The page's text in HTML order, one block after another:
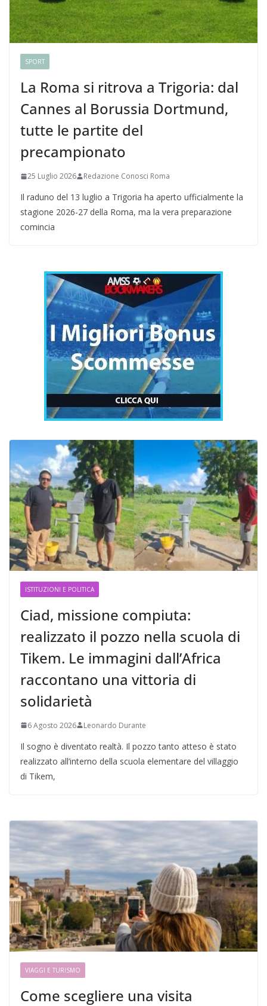
SPORT
La Roma si ritrova a Trigoria: dal
Cannes al Borussia Dortmund,
tutte le partite del
precampionato
25 Luglio 2026 Redazione Conosci Roma
Il raduno del 13 luglio a Trigoria ha aperto ufficialmente la
stagione 2026-27 della Roma, ma la vera preparazione
comincia
ISTITUZIONI E POLITICA
Ciad, missione compiuta:
realizzato il pozzo nella scuola di
Tikem. Le immagini dall’Africa
raccontano una vittoria di
solidarietà
6 Agosto 2026 Leonardo Durante
Il sogno è diventato realtà. Il pozzo tanto atteso è stato
realizzato all’interno della scuola elementare del villaggio
di Tikem,
VIAGGI E TURISMO
Come scegliere una visita